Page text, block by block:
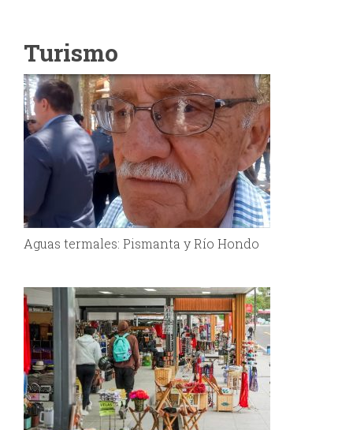
Turismo
Aguas termales: Pismanta y Río Hondo